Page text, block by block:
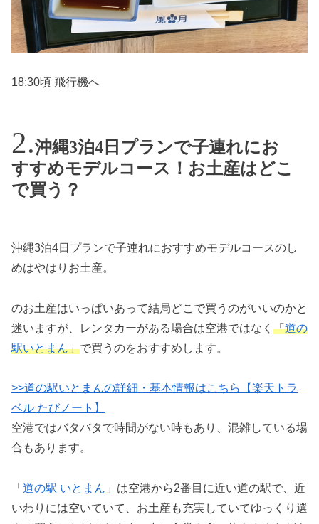
18:30頃 飛行機へ
沖縄3泊4日プランで子連れにお
すすめモデルコース！お土産はどこ
で買う？
沖縄3泊4日プランで子連れにおすすめモデルコースのし
めはやはりお土産。
のお土産はいっぱいあって結局どこで買うのがいいのかと
迷いますが、レンタカーがある場合は空港ではなく 「道の
駅いとまん」で買うのをおすすめします。
>>道の駅いとまんの詳細・基本情報はこちら【楽天トラ
ベル たびノート】
空港ではバタバタで時間がない時もあり、混雑している場
合もあります。
「 道の駅 いとまん 」は空港から2番目に近い道の駅で、近
いわりには空いていて、お土産も充実していてゆっくり選